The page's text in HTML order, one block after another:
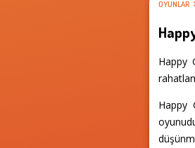
OYUNLAR
Happy
Happy